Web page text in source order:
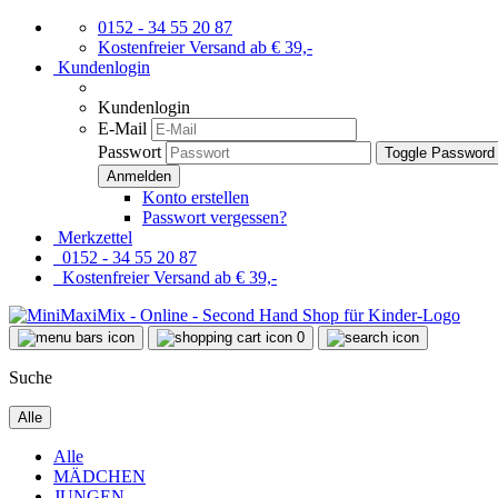
0152 - 34 55 20 87
Kostenfreier Versand ab € 39,-
Kundenlogin
Kundenlogin
E-Mail
Passwort
Toggle
Konto erstellen
Passwort vergessen?
Merkzettel
0152 - 34 55 20 87
Kostenfreier Versand ab € 39,-
0
Suche
Alle
Alle
MÄDCHEN